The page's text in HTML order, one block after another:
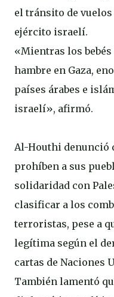
el tránsito de
ejército israelí.
«Mientras los
hambre en Gaza,
países árabes e
israelí», afirmó.
Al-Houthi denunció
prohíben a sus
solidaridad con
clasificar a los
terroristas, pese a
legítima según el
cartas de Naciones
También lamentó